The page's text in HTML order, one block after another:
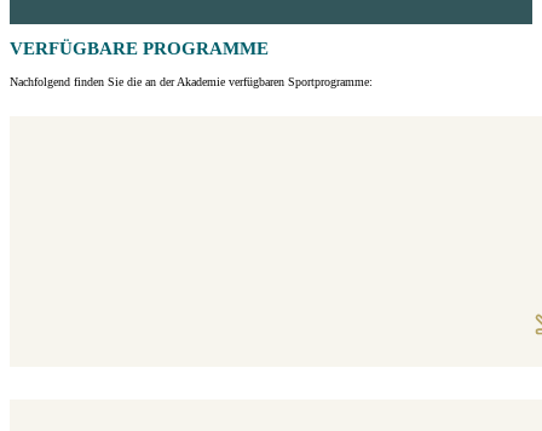
VERFÜGBARE PROGRAMME
Nachfolgend finden Sie die an der Akademie verfügbaren Sportprogramme: